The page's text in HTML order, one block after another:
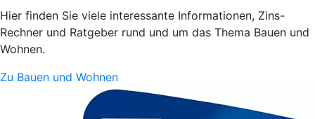
Hier finden Sie viele interessante Informationen, Zins-
Rechner und Ratgeber rund und um das Thema Bauen und
Wohnen.
Zu Bauen und Wohnen